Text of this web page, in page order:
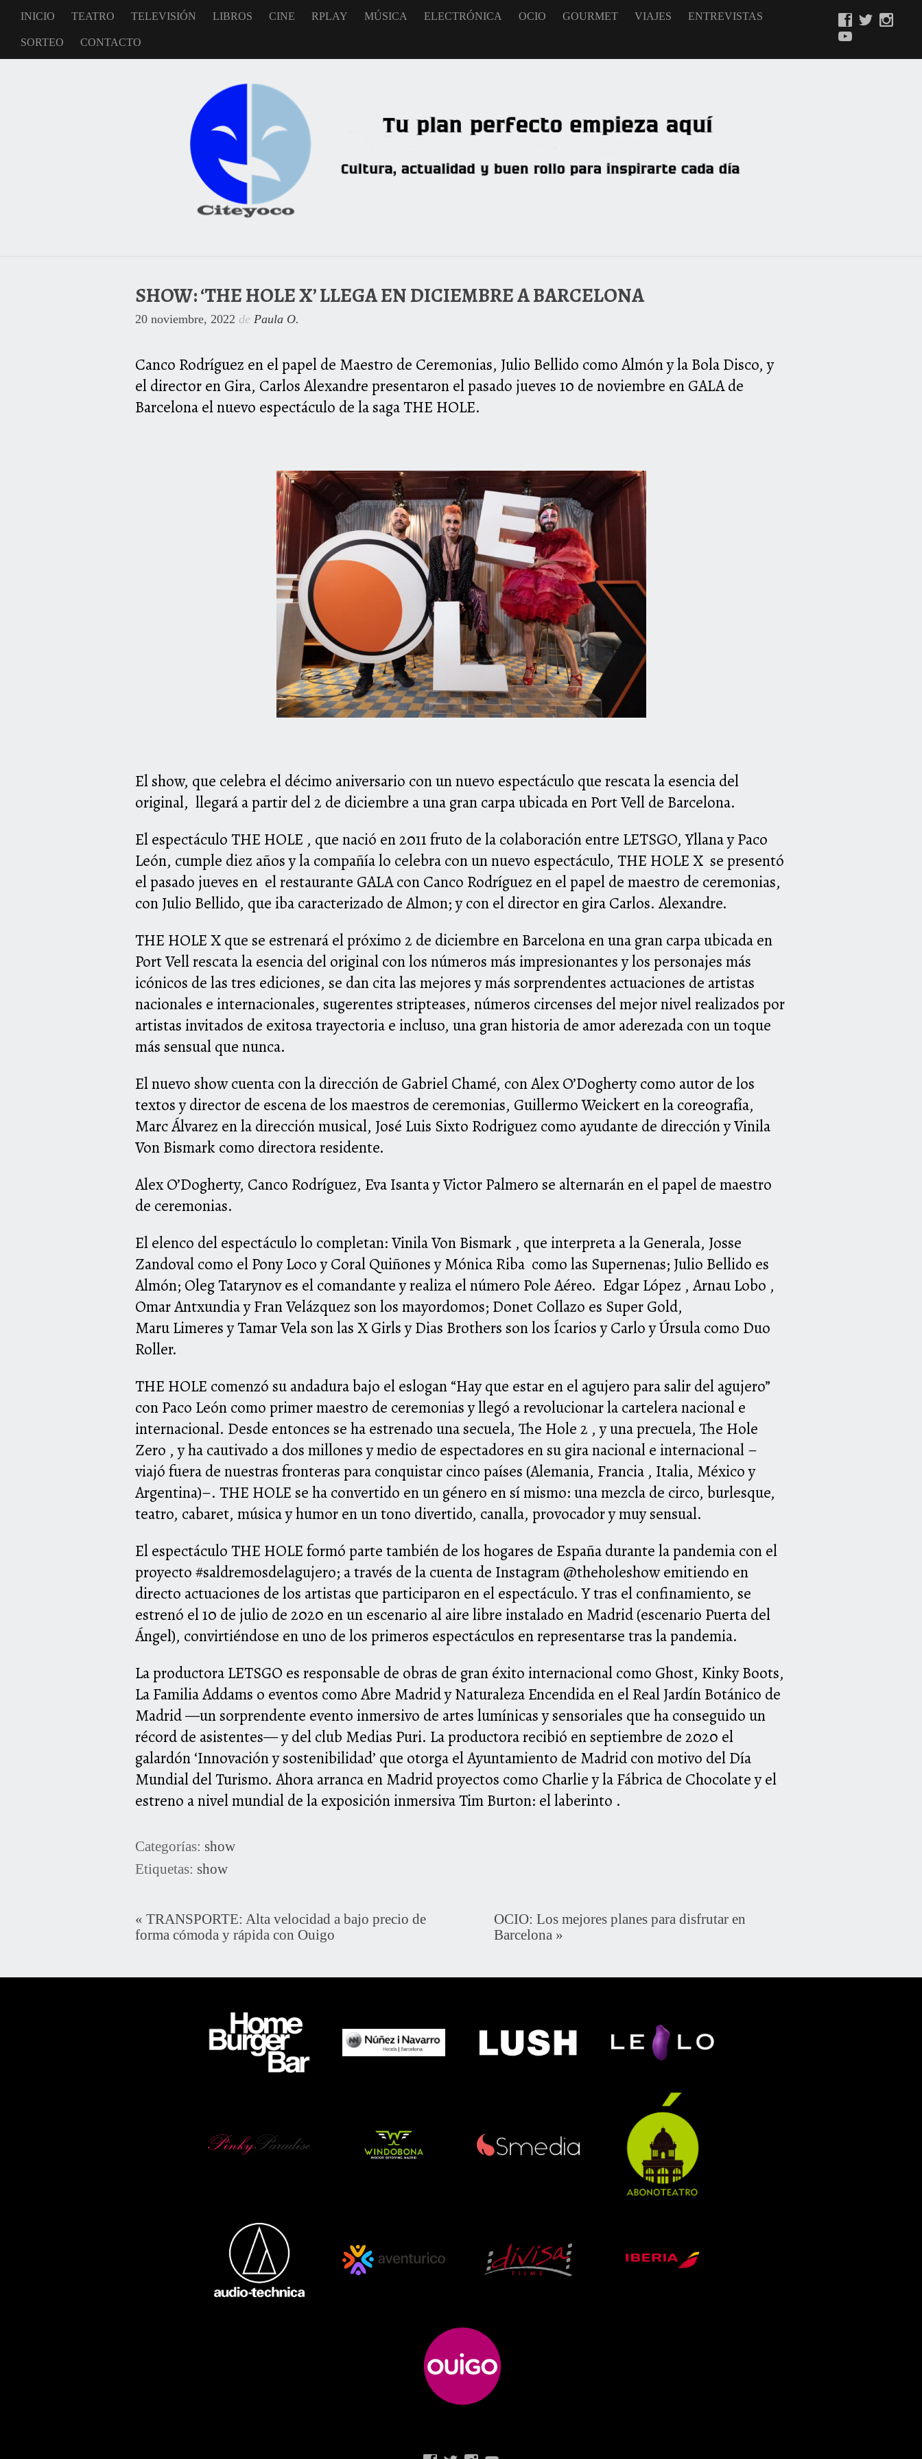
INICIO TEATRO TELEVISIÓN LIBROS CINE RPLAY MÚSICA ELECTRÓNICA OCIO GOURMET VIAJES ENTREVISTAS
SORTEO CONTACTO
SHOW: ‘THE HOLE X’ LLEGA EN DICIEMBRE A BARCELONA
20 noviembre, 2022 de Paula O.
Canco Rodríguez en el papel de Maestro de Ceremonias, Julio Bellido como Almón y la Bola Disco, y
el director en Gira, Carlos Alexandre presentaron el pasado jueves 10 de noviembre en GALA de
Barcelona el nuevo espectáculo de la sagaTHE HOLE.
El show, que celebra el décimo aniversario con un nuevo espectáculo que rescata la esencia del
original, llegaráapartir del 2 de diciembre auna gran carpa ubicada en Port Vell de Barcelona.
El espectáculoTHE HOLE , que nació en 2011 fruto de la colaboración entre LETSGO, Yllana y Paco
León, cumple diez años y la compañíalo celebra con un nuevo espectáculo, THE HOLEX se presentó
el pasado jueves en el restaurante GALA con Canco Rodríguez en el papel de maestro de ceremonias,
con Julio Bellido, que iba caracterizado de Almon; y con el director en gira Carlos. Alexandre.
THE HOLEX que se estrenará el próximo 2 de diciembre en Barcelona en una gran carpa ubicada en
Port Vell rescata la esencia del original con los números más impresionantes y los personajes más
icónicos de las tres ediciones, se dan cita las mejores y más sorprendentes actuaciones de artistas
nacionales e internacionales, sugerentes stripteases, números circenses del mejor nivel realizados por
artistas invitados de exitosa trayectoria e incluso, una gran historia de amor aderezada con un toque
más sensual que nunca.
El nuevo show cuenta con la dirección de Gabriel Chamé, con Alex O’Dogherty como autor de los
textos y director de escena de los maestros de ceremonias, Guillermo Weickert en la coreografía,
Marc Álvarez en la dirección musical, José Luis Sixto Rodriguez como ayudante de dirección y Vinila
Von Bismark como directora residente.
Alex O’Dogherty, Canco Rodríguez, Eva Isanta y Victor Palmero se alternarán en el papel de maestro
de ceremonias.
El elenco del espectáculo lo completan: Vinila Von Bismark , que interpretaala Generala, Josse
Zandoval como el Pony Loco y Coral Quiñones y Mónica Riba como las Supernenas; Julio Bellido es
Almón; Oleg Tatarynov es el comandante y realiza el número PoleAéreo. Edgar López , Arnau Lobo ,
Omar Antxundia y Fran Velázquez son los mayordomos; Donet Collazo es Super Gold,
Maru Limeres y Tamar Vela son las X Girls y Dias Brothers son los Ícarios y Carlo y Úrsula como Duo
Roller.
THE HOLE comenzó su andadura bajo el eslogan “Hay que estar en el agujero para salir del agujero”
con Paco León como primer maestro de ceremonias y llegó arevolucionar la cartelera nacional e
internacional. Desde entonces se ha estrenado una secuela, The Hole2 , y una precuela, The Hole
Zero , y ha cautivado ados millones y medio de espectadores en su gira nacional e internacional –
viajó fuera de nuestras fronteras para conquistar cinco países (Alemania, Francia , Italia, México y
Argentina)–. THE HOLEse ha convertido en un género en sí mismo: una mezcla de circo, burlesque,
teatro, cabaret, música y humor en un tono divertido, canalla, provocador y muy sensual.
El espectáculoTHE HOLEformó parte también de los hogares de Españadurante la pandemia con el
proyecto #saldremosdelagujero; através de la cuenta de Instagram @theholeshow emitiendo en
directo actuaciones de los artistas que participaron en el espectáculo. Y tras el confinamiento, se
estrenó el 10 de julio de 2020 en un escenario al aire libre instalado en Madrid (escenario Puerta del
Ángel), convirtiéndose en uno de los primeros espectáculos en representarse tras la pandemia.
La productora LETSGO es responsable de obras de gran éxito internacional como Ghost, Kinky Boots,
La Familia Addams o eventos como Abre Madrid y Naturaleza Encendida en el Real Jardín Botánico de
Madrid —un sorprendente evento inmersivo de artes lumínicas y sensoriales que ha conseguido un
récord de asistentes— y del club Medias Puri. La productora recibió en septiembre de 2020 el
galardón ‘Innovación y sostenibilidad’ que otorga el Ayuntamiento de Madrid con motivo del Día
Mundial del Turismo. Ahora arranca en Madrid proyectos como Charlie y la Fábrica de Chocolate y el
estreno anivel mundial de la exposición inmersiva Tim Burton: el laberinto .
Categorías: show
Etiquetas: show
« TRANSPORTE: Alta velocidad a bajo precio de
forma cómoda y rápida con Ouigo
OCIO: Los mejores planes para disfrutar en
Barcelona »